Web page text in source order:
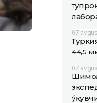
07
44,5
07